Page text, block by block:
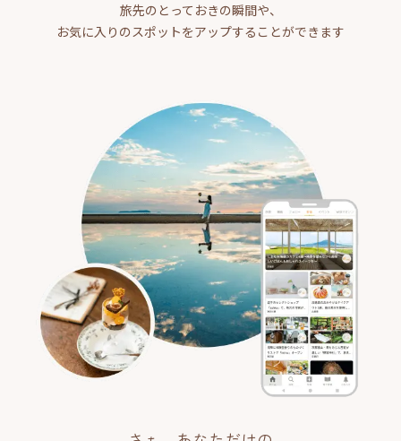
旅先のとっておきの瞬間や、
お気に入りのスポットをアップすることができます